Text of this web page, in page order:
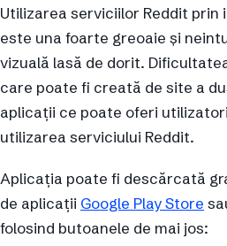
Utilizarea serviciilor Reddit prin
este una foarte greoaie și
vizuală lasă de dorit.
care poate fi creată de site a
aplicații ce poate oferi
utilizarea serviciului Reddit.
Aplicația poate fi descărcată
de aplicații Google Play Store
folosind butoanele de mai jos: